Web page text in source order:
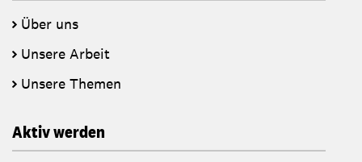
Über uns
Unsere Arbeit
Unsere Themen
Aktiv werden